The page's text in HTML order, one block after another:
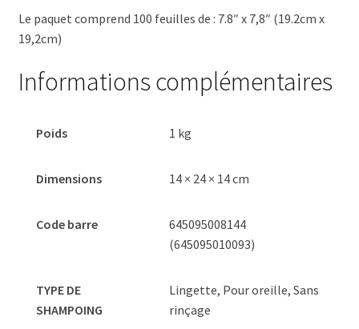
Le paquet comprend 100 feuilles de : 7.8″ x 7,8″ (19.2cm x
19,2cm)
Informations complémentaires
Poids 1 kg
Dimensions 14 × 24 × 14 cm
Code barre
645095008144
(645095010093)
TYPE DE
SHAMPOING
Lingette, Pour oreille, Sans
rinçage